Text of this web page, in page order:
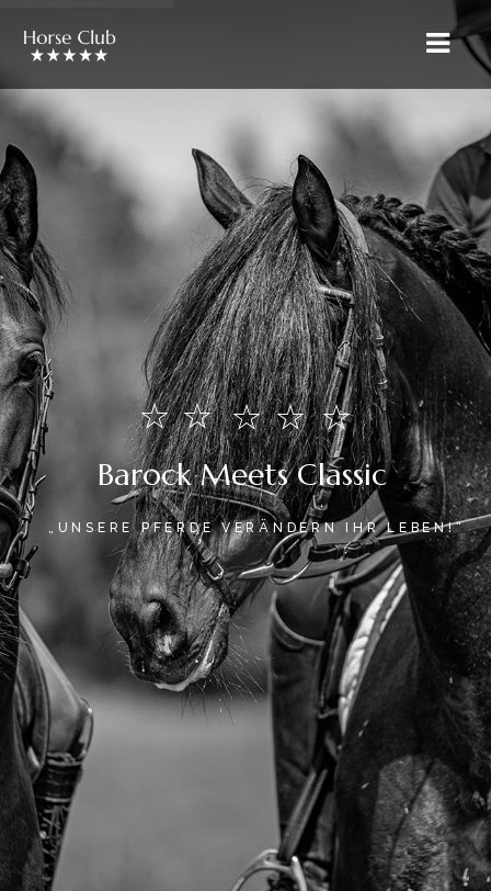
» STARTSEITE
» ÜBER UNS
» RIETBROCK PFERDE
» UNSER TEAM
» VERKAUF & VERMARKTUNG
» AUSBILDUNG & LEHRGÄNGE
» PFERDE PENSION
» VERKAUFSPFERDE
» NEUIGKEITEN
» EVENTS
Barock Meets Classic
„UNSERE PFERDE VERÄNDERN IHR LEBEN!“